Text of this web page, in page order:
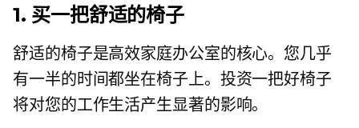
1. 买一把舒适的椅子
舒适的椅子是高效家庭办公室的核心。您几乎
有一半的时间都坐在椅子上。投资一把好椅子
将对您的工作生活产生显著的影响。